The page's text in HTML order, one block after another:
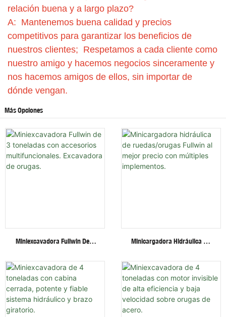
relación buena y a largo plazo?
A: Mantenemos buena calidad y precios
competitivos para garantizar los beneficios de
nuestros clientes; Respetamos a cada cliente como
nuestro amigo y hacemos negocios sinceramente y
nos hacemos amigos de ellos, sin importar de
dónde vengan.
Más Opciones
Miniexcavadora Fullwin De 3
Multifuncionales. Excavadora
De Orugas.
Minicargadora Hidráulica De
Mejor Precio Con Múltiples
Implementos.